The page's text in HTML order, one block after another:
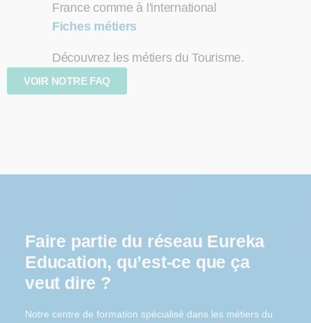
France comme à l'international
Fiches métiers
Découvrez les métiers du Tourisme.
VOIR NOTRE FAQ
Faire partie du réseau Eureka
Education, qu’est-ce que ça
veut dire ?
Notre centre de formation spécialisé dans les métiers du